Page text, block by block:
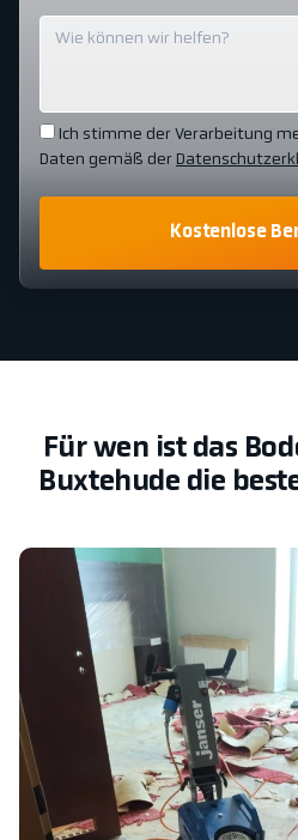
Ich stimme der Verarbeitung
Daten gemäß der
Kostenlose
Für wen ist das
Buxtehude die